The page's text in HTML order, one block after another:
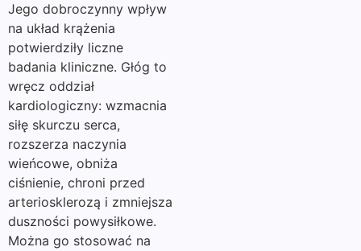
Jego dobroczynny wpływ
na układ krążenia
potwierdziły liczne
badania kliniczne. Głóg to
wręcz oddział
kardiologiczny: wzmacnia
siłę skurczu serca,
rozszerza naczynia
wieńcowe, obniża
ciśnienie, chroni przed
arteriosklerozą i zmniejsza
duszności powysiłkowe.
Można go stosować na